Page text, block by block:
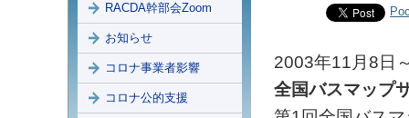
2003年11月8日
全国バスマップ
RACDA幹部会Zoom
お知らせ
コロナ事業者影響
コロナ公的支援